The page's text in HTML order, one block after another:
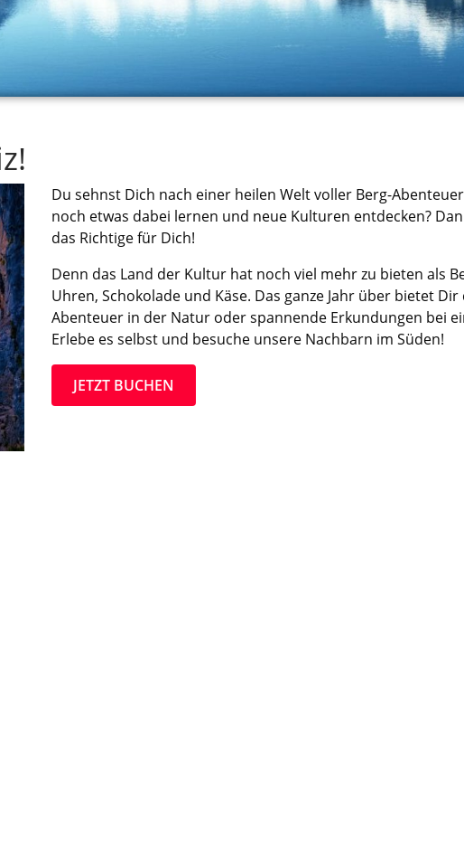
Du sehnst Dich nach einer heilen Welt voller Berg-A
noch etwas dabei lernen und neue Kulturen entdecken?
das Richtige für Dich!
Denn das Land der Kultur hat noch viel mehr zu bieten als
Uhren, Schokolade und Käse. Das ganze Jahr über bietet Dir
Abenteuer in der Natur oder spannende Erkundungen bei
Erlebe es selbst und besuche unsere Nachbarn im Süden!
JETZT BUCHEN